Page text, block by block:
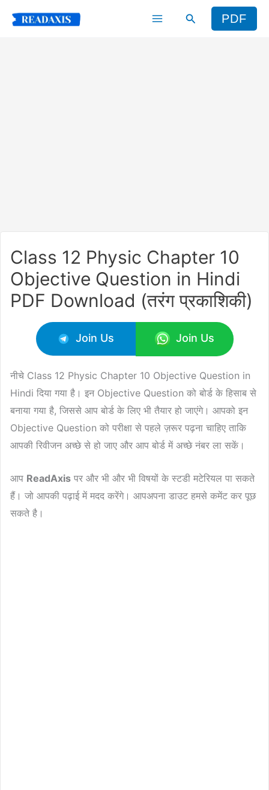
Search PDF
Class 12 Physic Chapter 10
Objective Question in Hindi
PDF Download (तरंग प्रकाशिकी)
Join Us Join Us
नीचे Class 12 Physic Chapter 10 Objective Question in
Hindi दिया गया है। इन Objective Question को बोर्ड के हिसाब से
बनाया गया है, जिससे आप बोर्ड के लिए भी तैयार हो जाएंगे। आपको इन
Objective Question को परीक्षा से पहले ज़रूर पढ़ना चाहिए ताकि
आपकी रिवीजन अच्छे से हो जाए और आप बोर्ड में अच्छे नंबर ला सकें।
आप ReadAxis पर और भी और भी विषयों के स्टडी मटेरियल पा सकते
हैं। जो आपकी पढ़ाई में मदद करेंगे। आपअपना डाउट हमसे कमेंट कर पूछ
सकते है।